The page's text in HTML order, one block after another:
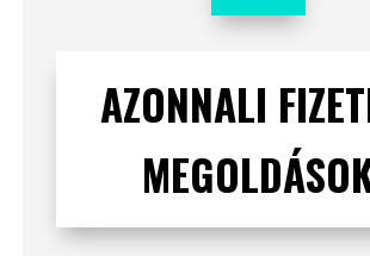
AZONNALI